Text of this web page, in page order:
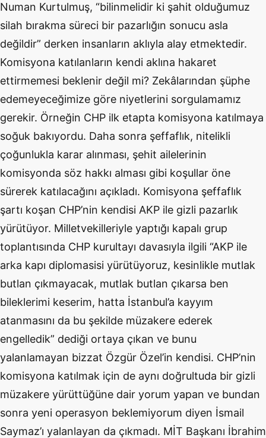
Numan Kurtulmuş, “bilinmelidir ki şahit olduğumuz
silah bırakma süreci bir pazarlığın sonucu asla
değildir” derken insanların aklıyla alay etmektedir.
Komisyona katılanların kendi aklına hakaret
ettirmemesi beklenir değil mi? Zekâlarından şüphe
edemeyeceğimize göre niyetlerini sorgulamamız
gerekir. Örneğin CHP ilk etapta komisyona katılmaya
soğuk bakıyordu. Daha sonra şeffaflık, nitelikli
çoğunlukla karar alınması, şehit ailelerinin
komisyonda söz hakkı alması gibi koşullar öne
sürerek katılacağını açıkladı. Komisyona şeffaflık
şartı koşan CHP’nin kendisi AKP ile gizli pazarlık
yürütüyor. Milletvekilleriyle yaptığı kapalı grup
toplantısında CHP kurultayı davasıyla ilgili “AKP ile
arka kapı diplomasisi yürütüyoruz, kesinlikle mutlak
butlan çıkmayacak, mutlak butlan çıkarsa ben
bileklerimi keserim, hatta İstanbul’a kayyım
atanmasını da bu şekilde müzakere ederek
engelledik” dediği ortaya çıkan ve bunu
yalanlamayan bizzat Özgür Özel’in kendisi. CHP’nin
komisyona katılmak için de aynı doğrultuda bir gizli
müzakere yürüttüğüne dair yorum yapan ve bundan
sonra yeni operasyon beklemiyorum diyen İsmail
Saymaz’ı yalanlayan da çıkmadı. MİT Başkanı İbrahim